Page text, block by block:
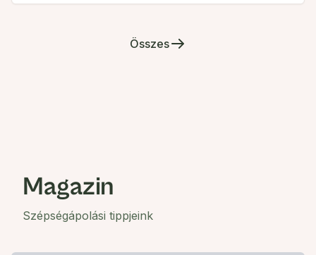
Összes
Magazin
Szépségápolási tippjeink